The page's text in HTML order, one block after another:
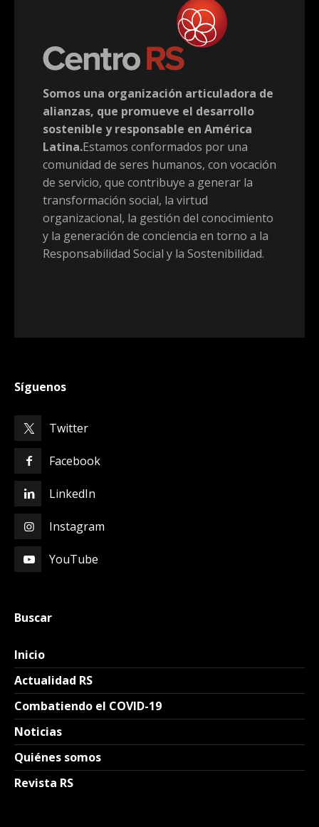
Somos una organización articuladora de
alianzas, que promueve el desarrollo
sostenible y responsable en América
Latina.Estamos conformados por una
comunidad de seres humanos, con vocación
de servicio, que contribuye a generar la
transformación social, la virtud
organizacional, la gestión del conocimiento
y la generación de conciencia en torno a la
Responsabilidad Social y la Sostenibilidad.
Síguenos
Twitter
Facebook
LinkedIn
Instagram
YouTube
Buscar
Inicio
Actualidad RS
Combatiendo el COVID-19
Noticias
Quiénes somos
Revista RS